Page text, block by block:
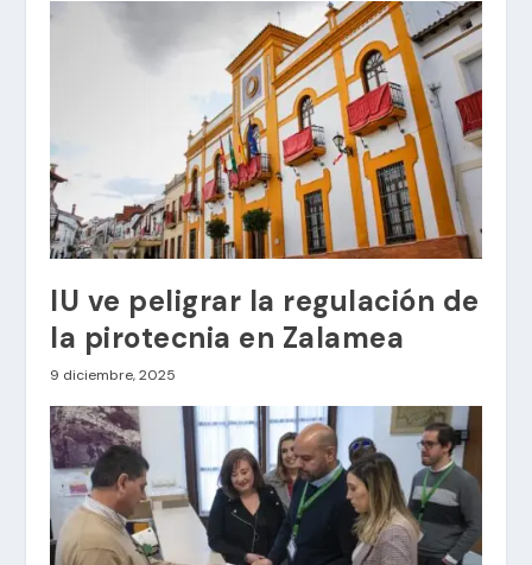
IU ve peligrar la regulación de
la pirotecnia en Zalamea
9 diciembre, 2025